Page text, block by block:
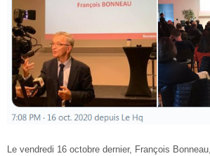
Le vendredi 16 octobre dernier, François